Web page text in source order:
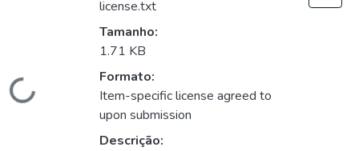
Carregando...
license.txt
Tamanho:
1.71 KB
Formato:
Item-specific license agreed to
upon submission
Descrição: